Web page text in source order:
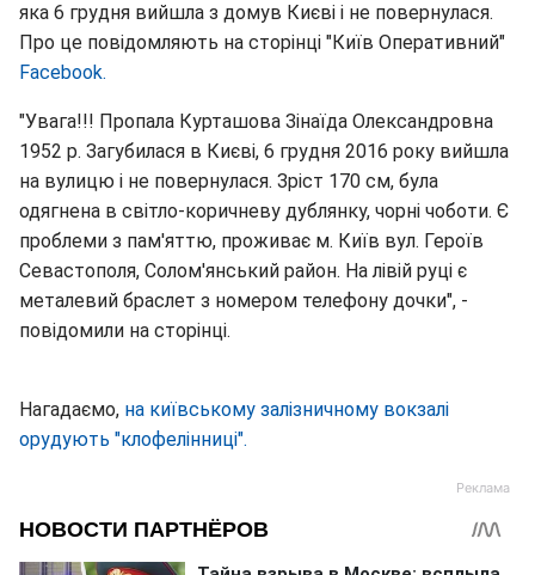
яка 6 грудня вийшла з домув Києві і не повернулася.
Про це повідомляють на сторінці "Київ Оперативний"
Facebook.
"Увага!!! Пропала Курташова Зінаїда Олександровна
1952 р. Загубилася в Києві, 6 грудня 2016 року вийшла
на вулицю і не повернулася. Зріст 170 см, була
одягнена в світло-коричневу дублянку, чорні чоботи. Є
проблеми з пам'яттю, проживає м. Київ вул. Героїв
Севастополя, Солом'янський район. На лівій руці є
металевий браслет з номером телефону дочки", -
повідомили на сторінці.
Нагадаємо, на київському залізничному вокзалі
орудують "клофелінниці".